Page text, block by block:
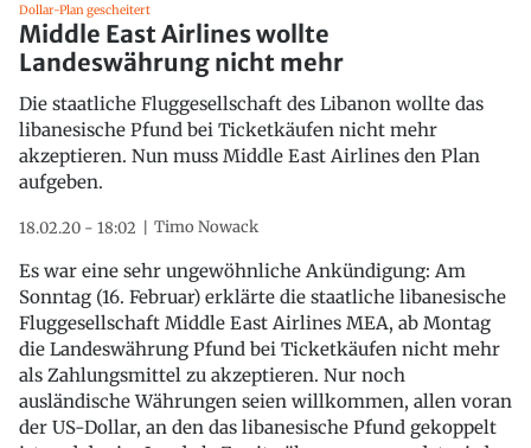
Dollar-Plan gescheitert
Middle East Airlines wollte
Landeswährung nicht mehr
Die staatliche Fluggesellschaft des Libanon wollte das
libanesische Pfund bei Ticketkäufen nicht mehr
akzeptieren. Nun muss Middle East Airlines den Plan
aufgeben.
18.02.20 - 18:02 Timo Nowack
Es war eine sehr ungewöhnliche Ankündigung: Am
Sonntag (16. Februar) erklärte die staatliche libanesische
Fluggesellschaft Middle East Airlines MEA, ab Montag
die Landeswährung Pfund bei Ticketkäufen nicht mehr
als Zahlungsmittel zu akzeptieren. Nur noch
ausländische Währungen seien willkommen, allen voran
der US-Dollar, an den das libanesische Pfund gekoppelt